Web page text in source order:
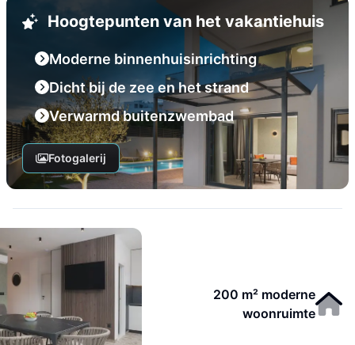
Hoogtepunten van het vakantiehuis
Moderne binnenhuisinrichting
Dicht bij de zee en het strand
Verwarmd buitenzwembad
Fotogalerij
200 m² moderne
woonruimte